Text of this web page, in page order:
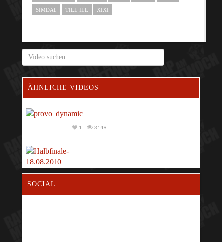
SIMDAL TILL ILL XIXI
ÄHNLICHE VIDEOS
3149
1
3820
1
SOCIAL